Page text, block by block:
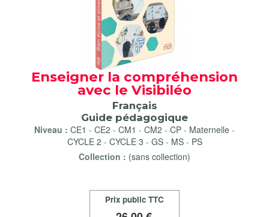
Enseigner la compréhension
avec le Visibiléo
Français
Guide pédagogique
Niveau : CE1 - CE2 - CM1 - CM2 - CP - Maternelle -
CYCLE 2 - CYCLE 3 - GS- MS- PS
Collection : (sans collection)
Prix public TTC